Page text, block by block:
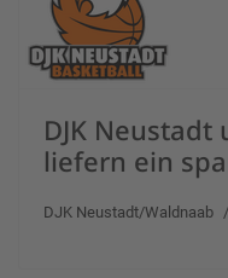
DJK Neustadt
liefern ein
DJK Neustadt/Waldnaab